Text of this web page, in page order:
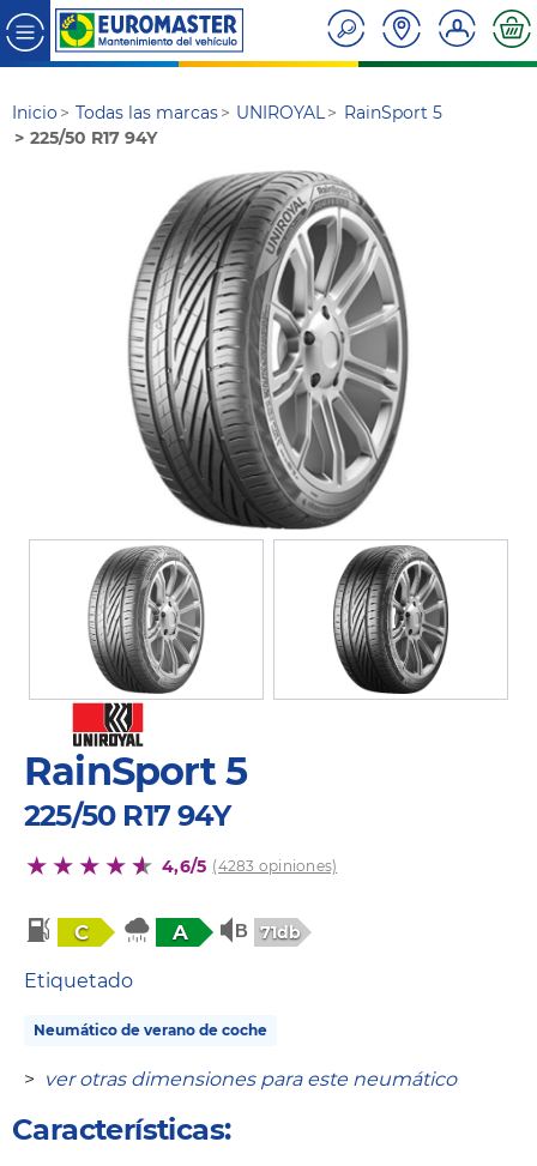
Inicio Todas las marcas UNIROYAL
RainSport 5
225/50 R17 94Y
RainSport 5
225/50 R17 94Y
4,6/5 (4283 opiniones)
C A 71db
Etiquetado
Neumático de verano de coche
> ver otras dimensiones para este neumático
Características: